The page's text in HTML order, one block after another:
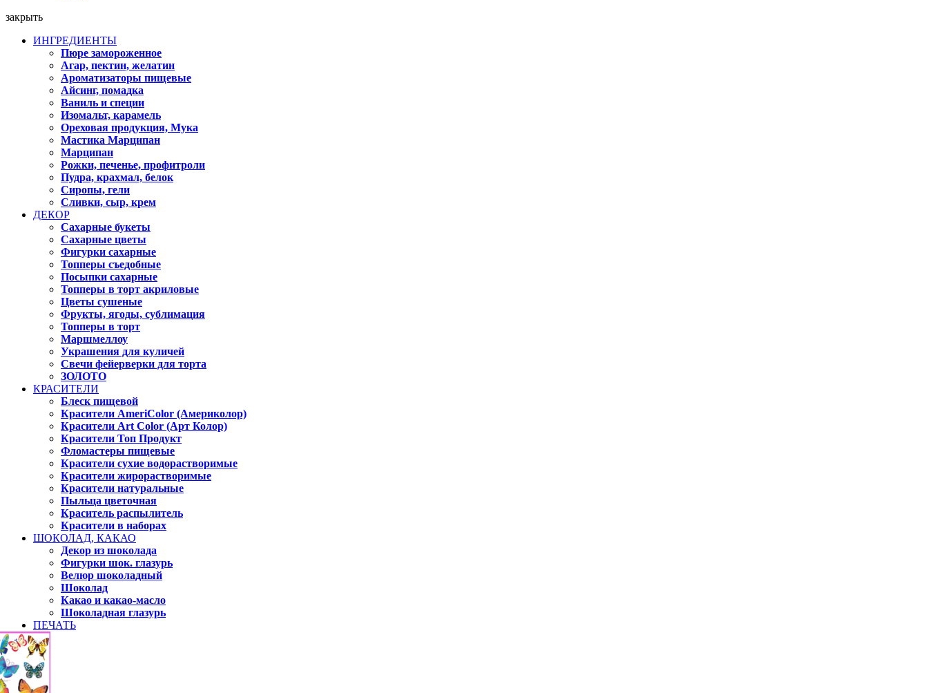
закрыть
ИНГРЕДИЕНТЫ
Пюре замороженное
Агар, пектин, желатин
Ароматизаторы пищевые
Айсинг, помадка
Ваниль и специи
Изомальт, карамель
Ореховая продукция, Мука
Мастика Марципан
Марципан
Рожки, печенье, профитроли
Пудра, крахмал, белок
Сиропы, гели
Сливки, сыр, крем
ДЕКОР
Сахарные букеты
Сахарные цветы
Фигурки сахарные
Топперы съедобные
Посыпки сахарные
Топперы в торт акриловые
Цветы сушеные
Фрукты, ягоды, сублимация
Топперы в торт
Маршмеллоу
Украшения для куличей
Свечи фейерверки для торта
ЗОЛОТО
КРАСИТЕЛИ
Блеск пищевой
Красители AmeriColor (Америколор)
Красители Art Color (Арт Колор)
Красители Топ Продукт
Фломастеры пищевые
Красители сухие водорастворимые
Красители жирорастворимые
Красители натуральные
Пыльца цветочная
Краситель распылитель
Красители в наборах
ШОКОЛАД, КАКАО
Декор из шоколада
Фигурки шок. глазурь
Велюр шоколадный
Шоколад
Какао и какао-масло
Шоколадная глазурь
ПЕЧАТЬ